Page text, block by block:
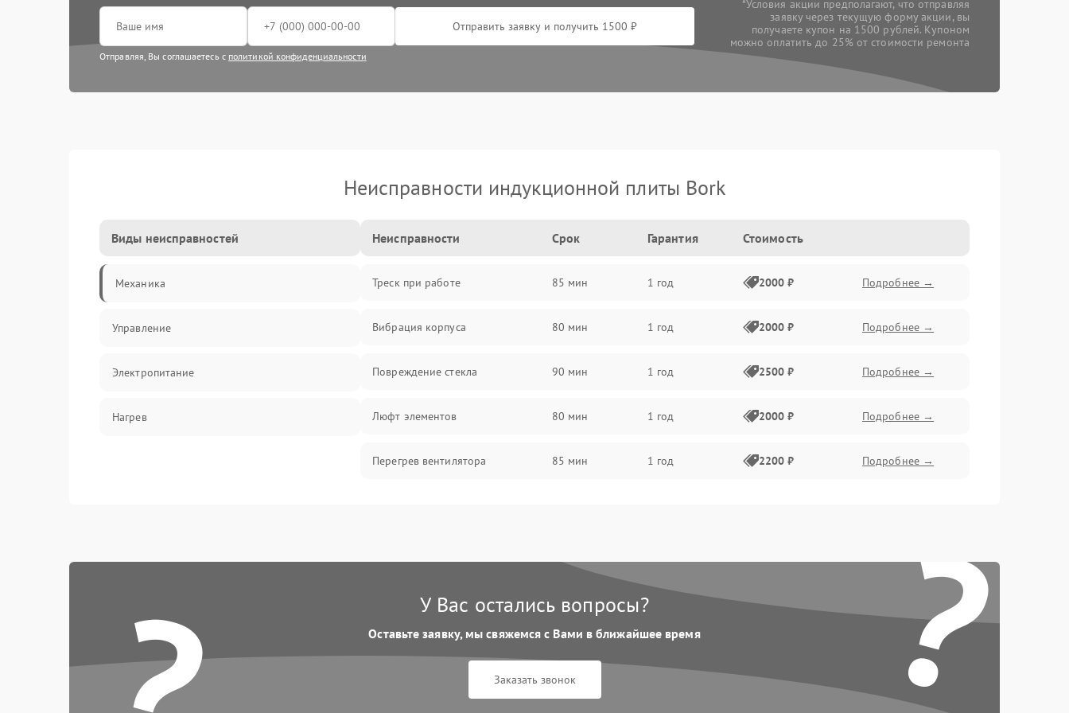
Отправить заявку и получить 1500 ₽
Отправляя, Вы соглашаетесь с политикой конфиденциальности
*Условия акции предполагают, что отправляя
заявку через текущую форму акции, вы
получаете купон на 1500 рублей. Купоном
можно оплатить до 25% от стоимости ремонта
Неисправности индукционной плиты Bork
Виды неисправностей
Механика
Управление
Электропитание
Нагрев
Неисправности Срок Гарантия Стоимость
Треск при работе 85 мин 1 год 2000 ₽ Подробнее →
Вибрация корпуса 80 мин 1 год 2000 ₽ Подробнее →
Повреждение стекла 90 мин 1 год 2500 ₽ Подробнее →
Люфт элементов 80 мин 1 год 2000 ₽ Подробнее →
Перегрев вентилятора 85 мин 1 год 2200 ₽ Подробнее →
?
У Вас остались вопросы?
Оставьте заявку, мы свяжемся с Вами в ближайшее время
Заказать звонок